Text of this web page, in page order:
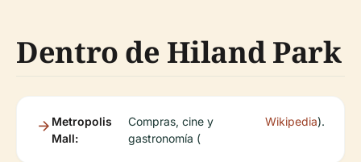
Dentro de Hiland Park
Metropolis
Mall:
Compras, cine y
gastronomía (
Wikipedia).